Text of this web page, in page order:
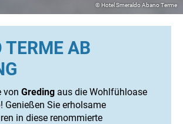
© Hotel Smeraldo Abano Terme
TERME AB
von Greding aus die Wohlfühloase
! Genießen Sie erholsame
in diese renommierte